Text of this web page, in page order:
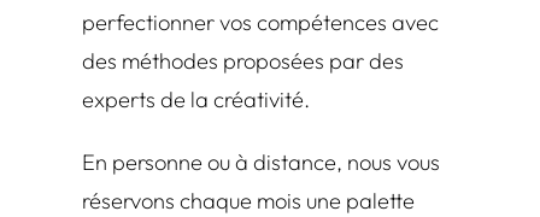
perfectionner vos compétences avec
des méthodes proposées par des
experts de la créativité.
En personne ou à distance, nous vous
réservons chaque mois une palette